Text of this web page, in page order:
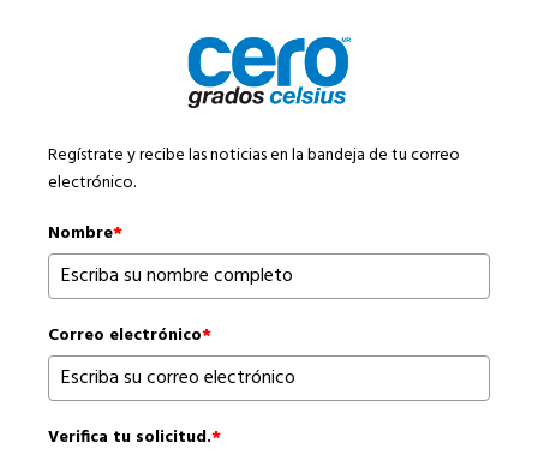
Regístrate y recibe las noticias en la bandeja de tu correo
electrónico.
Nombre*
Correo electrónico*
Verifica tu solicitud.*